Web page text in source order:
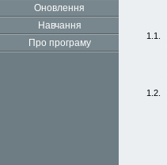
Оновлення
Навчання
Про програму
1.1.
1.2.